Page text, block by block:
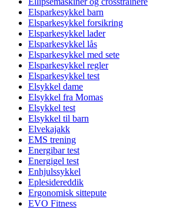
Elsparkesykkel barn
Elsparkesykkel forsikring
Elsparkesykkel lader
Elsparkesykkel lås
Elsparkesykkel med sete
Elsparkesykkel regler
Elsparkesykkel test
Elsykkel dame
Elsykkel fra Momas
Elsykkel test
Elsykkel til barn
Elvekajakk
EMS trening
Energibar test
Energigel test
Enhjulssykkel
Eplesidereddik
Ergonomisk sittepute
EVO Fitness